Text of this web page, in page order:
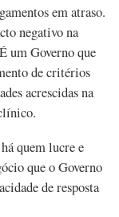
em atraso.
negativo na
um Governo que
de critérios
acrescidas na
quem lucre e
que o Governo
de resposta